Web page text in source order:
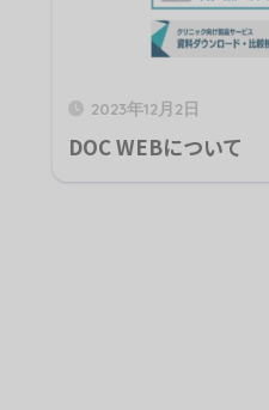
2023年12月2日
DOC WEBについて